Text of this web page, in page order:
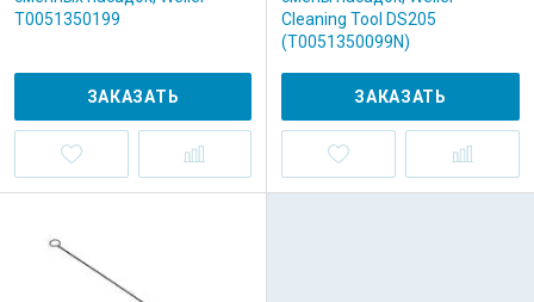
T0051350199
ЗАКАЗАТЬ
Cleaning Tool DS205
(T0051350099N)
ЗАКАЗАТЬ